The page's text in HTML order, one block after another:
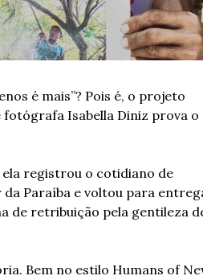
é mais”? Pois é, o projeto
fotógrafa Isabella Diniz prova o
registrou o cotidiano de
Paraíba e voltou para
de retribuição pela gentileza
Bem no estilo Humans of